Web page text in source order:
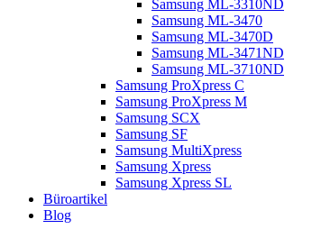
Samsung ML-3310ND
Samsung ML-3470
Samsung ML-3470D
Samsung ML-3471ND
Samsung ML-3710ND
Samsung ProXpress C
Samsung ProXpress M
Samsung SCX
Samsung SF
Samsung MultiXpress
Samsung Xpress
Samsung Xpress SL
Büroartikel
Blog